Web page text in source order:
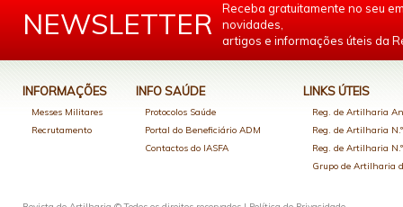
NEWSLETTER
Receba gratuitamente no seu
novidades,
artigos e informações úteis da
INFORMAÇÕES
Messes Militares
Recrutamento
INFO SAÚDE
Protocolos Saúde
Portal do Beneficiário ADM
Contactos do IASFA
LINKS ÚTEIS
Reg. de Artilharia
Reg. de Artilharia
Reg. de Artilharia
Grupo de Artilharia